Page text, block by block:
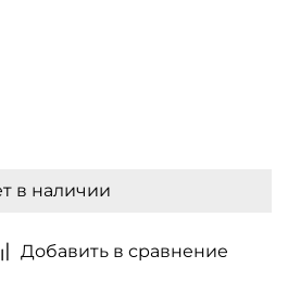
Добавить в сравнение
в наличии